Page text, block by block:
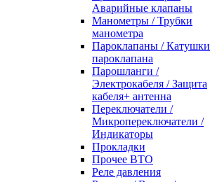
Аварийные клапаны
Манометры / Трубки
манометра
Пароклапаны / Катушки
пароклапана
Парошланги /
Электрокабеля / Защита
кабеля+ антенна
Переключатели /
Микропереключатели /
Индикаторы
Прокладки
Прочее ВТО
Реле давления